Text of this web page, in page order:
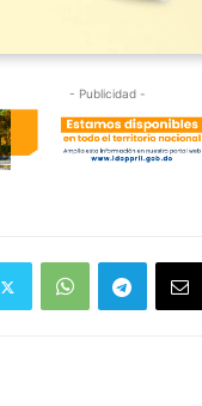
- Publicidad -